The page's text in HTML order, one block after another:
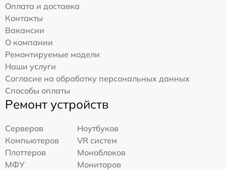
Оплата и доставка
Контакты
Вакансии
О компании
Ремонтируемые модели
Наши услуги
Согласие на обработку персональных данных
Способы оплаты
Ремонт устройств
Серверов
Ноутбуков
Компьютеров
VR систем
Плоттеров
Моноблоков
МФУ
Мониторов